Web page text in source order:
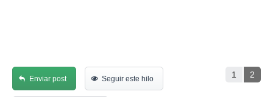
1 2
Enviar post Seguir este hilo